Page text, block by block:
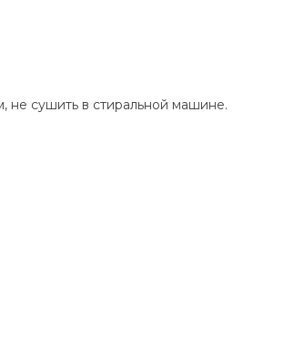
не сушить в стиральной машине.